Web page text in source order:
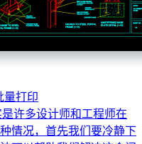
量打印
许多设计师和工程师在
情况，首先我们要冷静下